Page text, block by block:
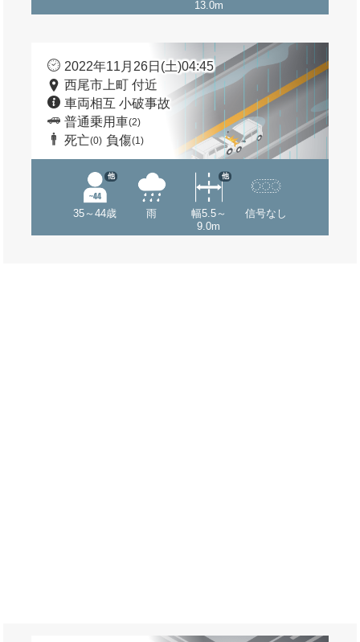
13.0m
2022年11月26日(土)04:45
西尾市上町 付近
車両相互 小破事故
普通乗用車(2)
死亡(0) 負傷(1)
35～44歳
他
雨
幅5.5～
9.0m
他
信号なし